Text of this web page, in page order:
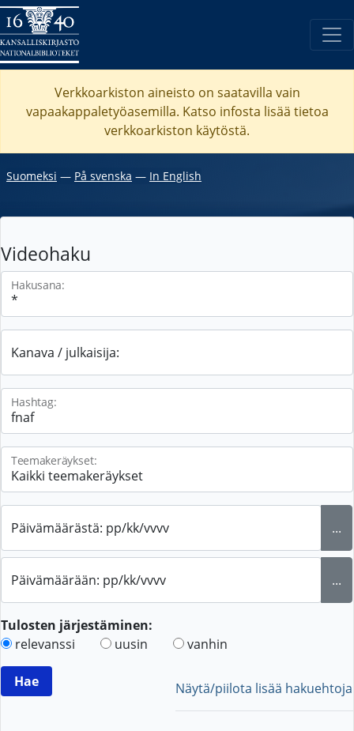
Verkkoarkiston aineisto on saatavilla vain
vapaakappaletyöasemilla. Katso infosta lisää tietoa
verkkoarkiston käytöstä.
Suomeksi ― På svenska ― In English
Videohaku
Hakusana:
Kanava / julkaisija:
Hashtag:
Teemakeräykset:
Päivämäärästä: pp/kk/vvvv ...
Päivämäärään: pp/kk/vvvv ...
Tulosten järjestäminen:
relevanssi
uusin vanhin
Näytä/piilota lisää hakuehtoja